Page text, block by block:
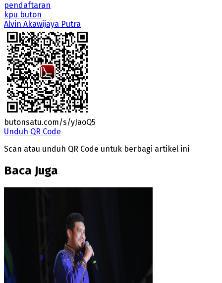
pendaftaran
kpu buton
Alvin Akawijaya Putra
butonsatu.com/s/yJaoQ5
Unduh QR Code
Scan atau unduh QR Code untuk berbagi artikel ini
Baca Juga